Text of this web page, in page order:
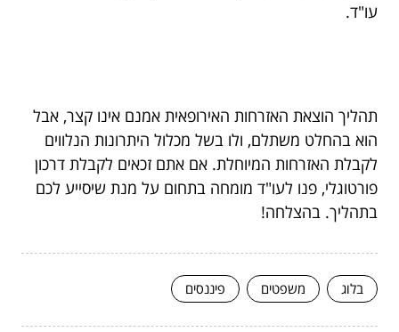
עו"ד.
תהליך הוצאת האזרחות האירופאית אמנם אינו קצר, אבל
הוא בהחלט משתלם, ולו בשל מכלול היתרונות הנלווים
לקבלת האזרחות המיוחלת. אם אתם זכאים לקבלת דרכון
פורטוגלי, פנו לעו"ד מומחה בתחום על מנת שיסייע לכם
בתהליך. בהצלחה!
בלוג משפטים פיננסים